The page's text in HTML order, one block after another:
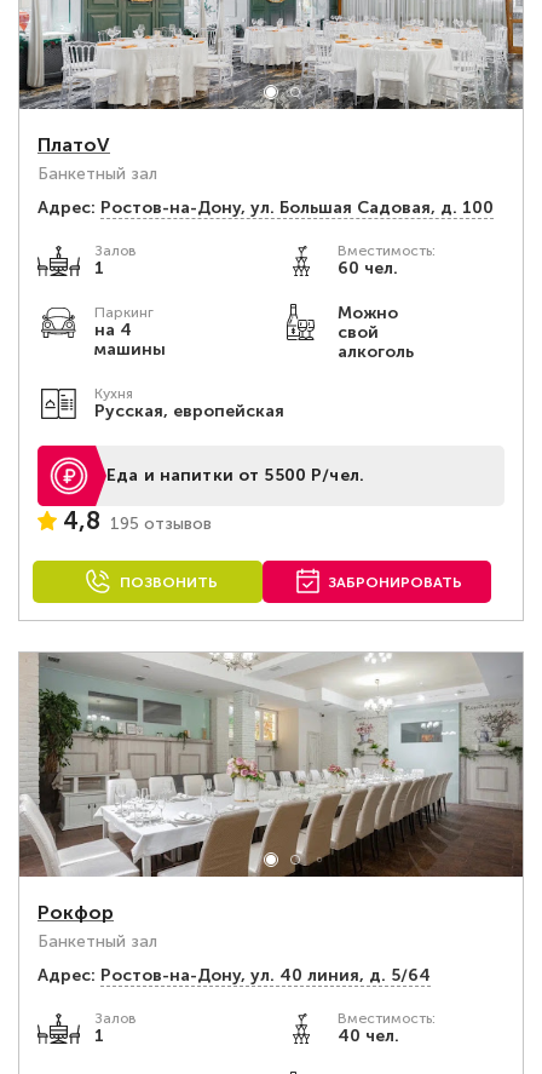
ПлатоV
Банкетный зал
Адрес: Ростов-на-Дону, ул. Большая Садовая, д. 100
Залов
1
Вместимость:
60 чел.
Паркинг
на 4
машины
Можно
свой
алкоголь
Кухня
Русская, европейская
Еда и напитки от 5500 Р/чел.
4,8 195 отзывов
ПОЗВОНИТЬ ЗАБРОНИРОВАТЬ
Рокфор
Банкетный зал
Адрес: Ростов-на-Дону, ул. 40 линия, д. 5/64
Залов
1
Вместимость:
40 чел.